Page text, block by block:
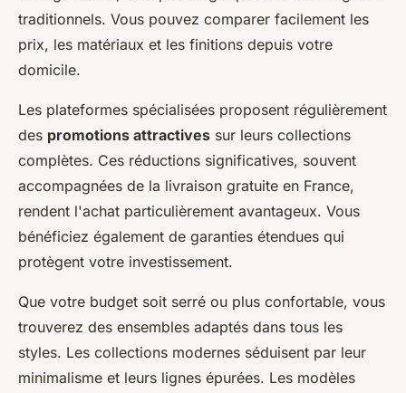
traditionnels. Vous pouvez comparer facilement les
prix, les matériaux et les finitions depuis votre
domicile.
Les plateformes spécialisées proposent régulièrement
des promotions attractives sur leurs collections
complètes. Ces réductions significatives, souvent
accompagnées de la livraison gratuite en France,
rendent l'achat particulièrement avantageux. Vous
bénéficiez également de garanties étendues qui
protègent votre investissement.
Que votre budget soit serré ou plus confortable, vous
trouverez des ensembles adaptés dans tous les
styles. Les collections modernes séduisent par leur
minimalisme et leurs lignes épurées. Les modèles